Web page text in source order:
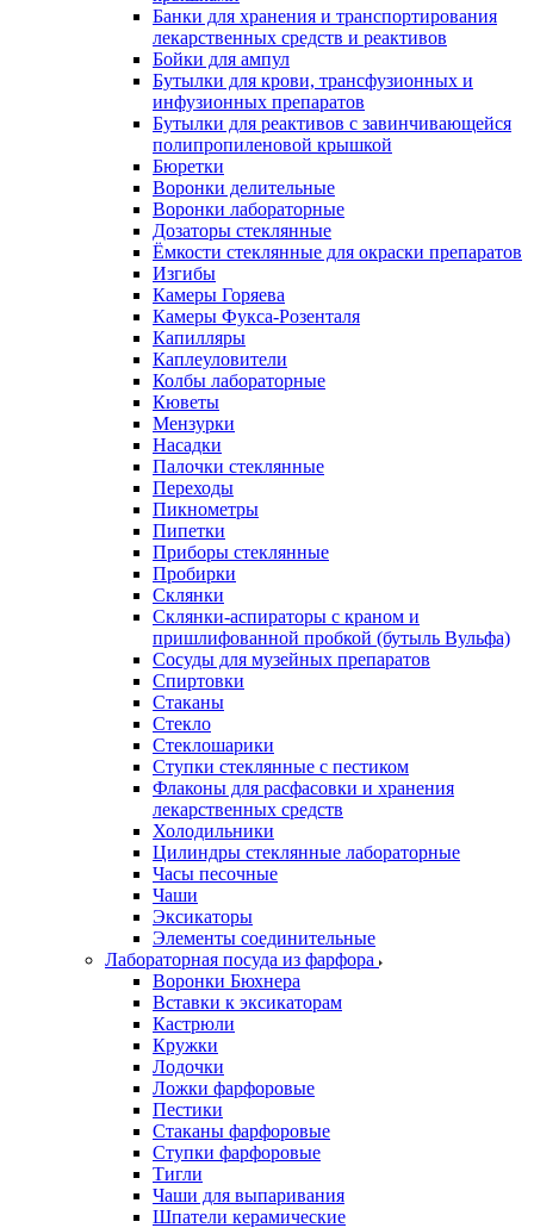
Банки для хранения и транспортирования
лекарственных средств и реактивов
Бойки для ампул
Бутылки для крови, трансфузионных и
инфузионных препаратов
Бутылки для реактивов с завинчивающейся
полипропиленовой крышкой
Бюретки
Воронки делительные
Воронки лабораторные
Дозаторы стеклянные
Ёмкости стеклянные для окраски препаратов
Изгибы
Камеры Горяева
Камеры Фукса-Розенталя
Капилляры
Каплеуловители
Колбы лабораторные
Кюветы
Мензурки
Насадки
Палочки стеклянные
Переходы
Пикнометры
Пипетки
Приборы стеклянные
Пробирки
Склянки
Склянки-аспираторы с краном и
пришлифованной пробкой (бутыль Вульфа)
Сосуды для музейных препаратов
Спиртовки
Стаканы
Стекло
Стеклошарики
Ступки стеклянные с пестиком
Флаконы для расфасовки и хранения
лекарственных средств
Холодильники
Цилиндры стеклянные лабораторные
Часы песочные
Чаши
Эксикаторы
Элементы соединительные
Лабораторная посуда из фарфора
Воронки Бюхнера
Вставки к эксикаторам
Кастрюли
Кружки
Лодочки
Ложки фарфоровые
Пестики
Стаканы фарфоровые
Ступки фарфоровые
Тигли
Чаши для выпаривания
Шпатели керамические